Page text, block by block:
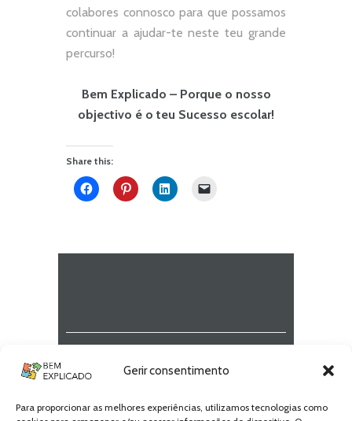
Gerir consentimento
Para proporcionar as melhores experiências, utilizamos tecnologias como
colabores connosco para que possamos
continuar a ajudar-te neste teu grande
percurso!
Bem Explicado – Porque o nosso
objectivo é o teu Sucesso escolar!
Share this:
Explicado
Fica a par de todas as novidades! Zero